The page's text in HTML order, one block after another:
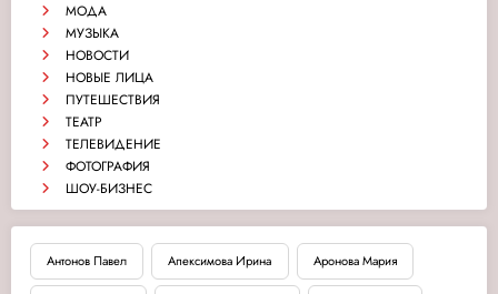
МОДА
МУЗЫКА
НОВОСТИ
НОВЫЕ ЛИЦА
ПУТЕШЕСТВИЯ
ТЕАТР
ТЕЛЕВИДЕНИЕ
ФОТОГРАФИЯ
ШОУ-БИЗНЕС
Антонов Павел Апексимова Ирина Аронова Мария